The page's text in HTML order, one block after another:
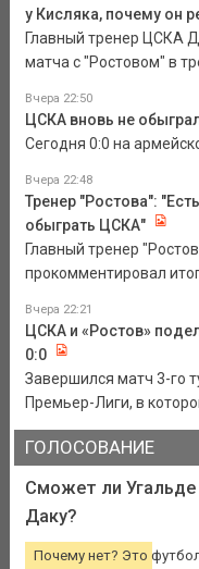
у Кисляка, почему он
Главный тренер ЦСКА
матча с "Ростовом" в
Вчера 22:50
ЦСКА вновь не
Сегодня 0:0 на
Вчера 22:48
Тренер "Ростова":
обыграть ЦСКА"
Главный тренер
прокомментировал
Вчера 22:21
ЦСКА и «Ростов»
0:0
Завершился матч 3-го
Премьер-Лиги, в
ГОЛОСОВАНИЕ
Сможет ли
Даку?
Почему нет? Это